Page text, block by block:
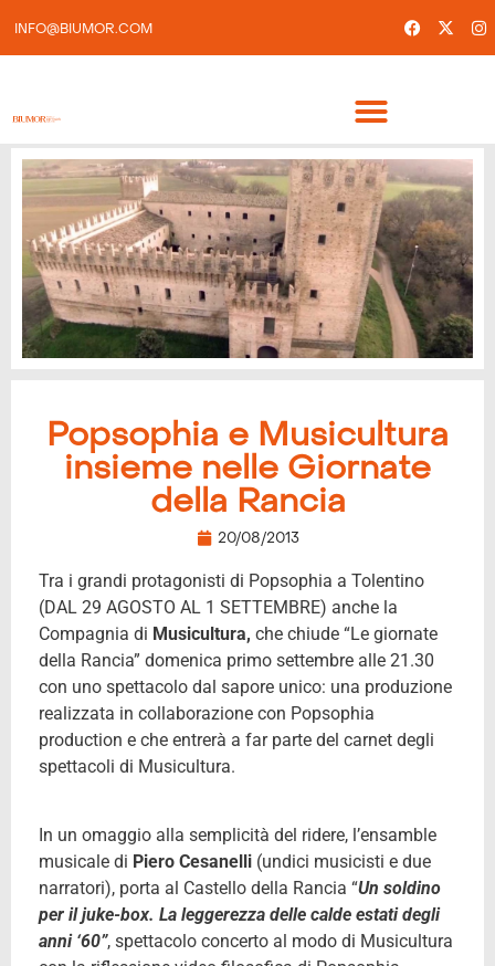
INFO@BIUMOR.COM
Popsophia e Musicultura
insieme nelle Giornate
della Rancia
20/08/2013
Tra i grandi protagonisti di Popsophia a Tolentino
(DAL 29 AGOSTO AL 1 SETTEMBRE) anche la
Compagnia di Musicultura, che chiude “Le giornate
della Rancia” domenica primo settembre alle 21.30
con uno spettacolo dal sapore unico: una produzione
realizzata in collaborazione con Popsophia
production e che entrerà a far parte del carnet degli
spettacoli di Musicultura.
In un omaggio alla semplicità del ridere, l’ensamble
musicale di Piero Cesanelli (undici musicisti e due
narratori), porta al Castello della Rancia “Un soldino
per il juke-box. La leggerezza delle calde estati degli
anni ‘60”, spettacolo concerto al modo di Musicultura